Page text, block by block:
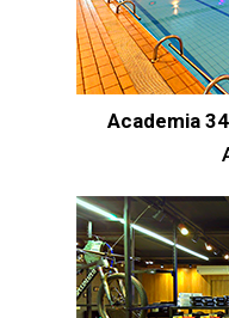
Academia